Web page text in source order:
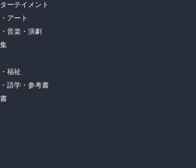
ーテイメント
アート
音楽・演劇
福祉
語学・参考書